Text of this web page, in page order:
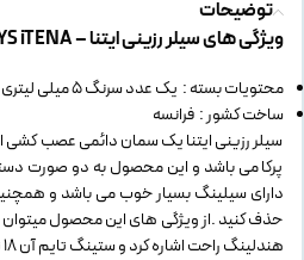
توضیحات
ویژگی های سیلر رزینی ایتنا – OBTURYS iTENA
محتویات بسته : یک عدد سرنگ 5 میلی لیتری + 10 عدد میکسینگ تیپ
ساخت کشور : فرانسه
سیلر رزینی ایتنا یک سمان دائمی عصب کشی
پرکا می باشد و این محصول به دو صورت
دارای سیلینگ بسیار خوب می باشد و
حذف کنید .از ویژگی های این محصول میتوان
هندلینگ راحت اشاره کرد و ستینگ تایم آن 18 تا 24 ساعت می باشد.